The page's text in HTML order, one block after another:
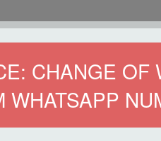
CHANGE OF
WHATSAPP